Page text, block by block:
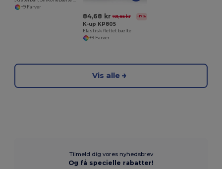
+9 Farver
84,68 kr 101,85 kr -17%
K-up KP805
Elastisk flettet bælte
+9 Farver
Vis alle
Tilmeld dig vores nyhedsbrev
Og få specielle rabatter!